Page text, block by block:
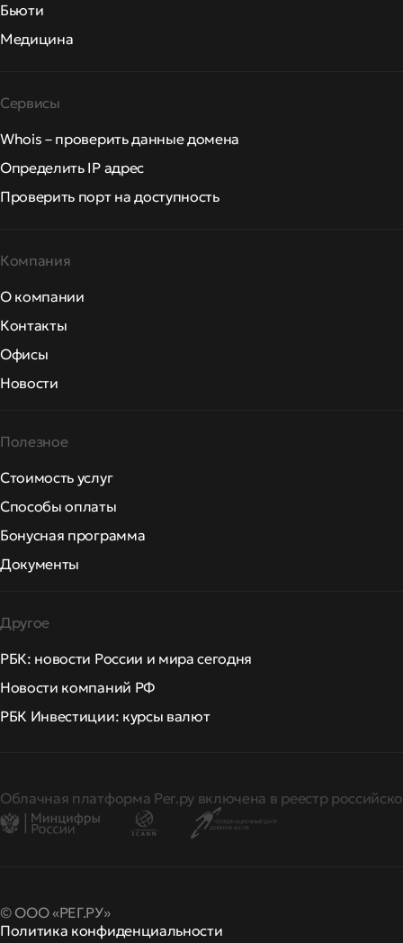
Бьюти
Медицина
Сервисы
Whois – проверить данные домена
Определить IP адрес
Проверить порт на доступность
Компания
О компании
Контакты
Офисы
Новости
Полезное
Стоимость услуг
Способы оплаты
Бонусная программа
Документы
Другое
РБК: новости России и мира сегодня
Новости компаний РФ
РБК Инвестиции: курсы валют
Облачная платформа Рег.ру включена в реестр
© ООО «РЕГ.РУ»
Политика конфиденциальности